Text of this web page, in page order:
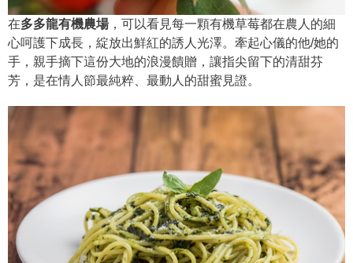
在多多龍有機農場，可以看見每一顆有機草莓都在農人的細
心呵護下成長，綻放出鮮紅的誘人光澤。牽起心儀的他/她的
手，親手摘下這份大地的浪漫饋贈，讓指尖留下的清甜芬
芳，是在情人節最純粹、最動人的甜蜜見證。